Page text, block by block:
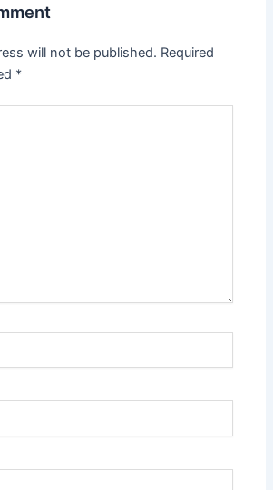
will not be published. Required
*